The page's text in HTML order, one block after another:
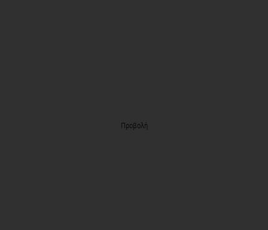
Προβολή